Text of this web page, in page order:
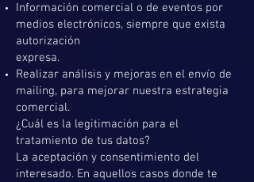
Información comercial o de eventos por
medios electrónicos, siempre que exista
autorización
expresa.
Realizar análisis y mejoras en el envío de
mailing, para mejorar nuestra estrategia
comercial.
¿Cuál es la legitimación para el
tratamiento de tus datos?
La aceptación y consentimiento del
interesado. En aquellos casos donde te